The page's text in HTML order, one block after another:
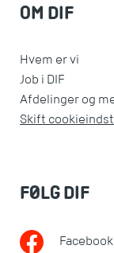
OM DIF
Hvem er vi
Job i DIF
Afdelinger og
Skift
FØLG DIF
Facebook